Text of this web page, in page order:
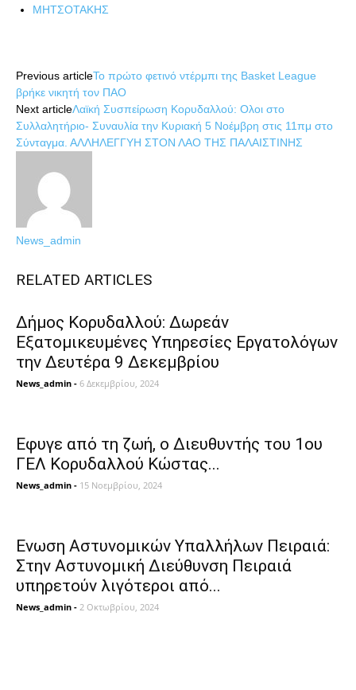
ΜΗΤΣΟΤΑΚΗΣ
Previous articleΤο πρώτο φετινό ντέρμπι της Basket League
βρήκε νικητή τον ΠΑΟ
Next articleΛαϊκή Συσπείρωση Κορυδαλλού: Ολοι στο
Συλλαλητήριο- Συναυλία την Κυριακή 5 Νοέμβρη στις 11πμ στο
Σύνταγμα. ΑΛΛΗΛΕΓΓΥΗ ΣΤΟΝ ΛΑΟ ΤΗΣ ΠΑΛΑΙΣΤΙΝΗΣ
News_admin
RELATED ARTICLES
Δήμος Κορυδαλλού: Δωρεάν
Εξατομικευμένες Υπηρεσίες Eργατολόγων
την Δευτέρα 9 Δεκεμβρίου
News_admin - 6 Δεκεμβρίου, 2024
Εφυγε από τη ζωή, ο Διευθυντής του 1ου
ΓΕΛ Κορυδαλλού Κώστας...
News_admin - 15 Νοεμβρίου, 2024
Ενωση Αστυνομικών Υπαλλήλων Πειραιά:
Στην Αστυνομική Διεύθυνση Πειραιά
υπηρετούν λιγότεροι από...
News_admin - 2 Οκτωβρίου, 2024